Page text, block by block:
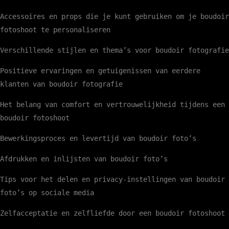
Accessoires en props die je kunt gebruiken om je boudoir
fotoshoot te personaliseren
Verschillende stijlen en thema’s voor boudoir fotografie
Positieve ervaringen en getuigenissen van eerdere
klanten van boudoir fotografie
Het belang van comfort en vertrouwelijkheid tijdens een
boudoir fotoshoot
Bewerkingsproces en levertijd van boudoir foto’s
Afdrukken en inlijsten van boudoir foto’s
Tips voor het delen en privacy-instellingen van boudoir
foto’s op sociale media
Zelfacceptatie en zelfliefde door een boudoir fotoshoot